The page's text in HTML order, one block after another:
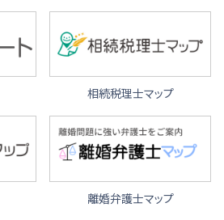
相続税理士マップ
離婚弁護士マップ